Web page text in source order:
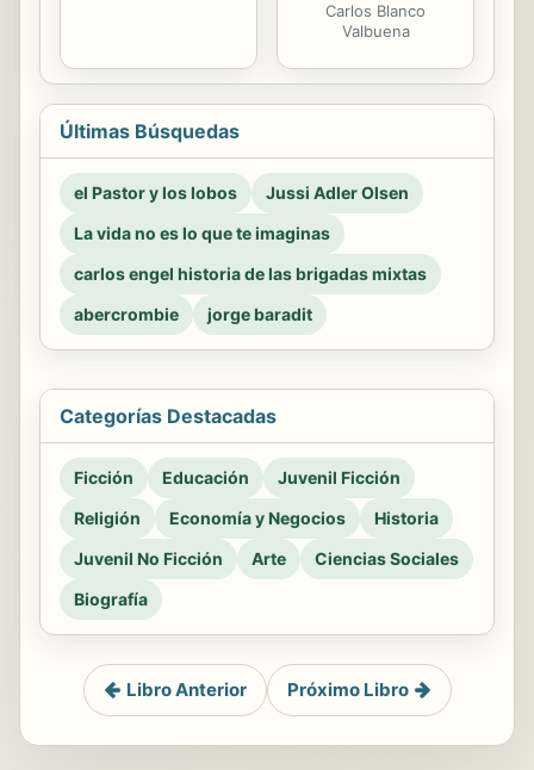
Carlos Blanco
Valbuena
Últimas Búsquedas
el Pastor y los lobos
Jussi Adler Olsen
La vida no es lo que te imaginas
carlos engel historia de las brigadas mixtas
abercrombie
jorge baradit
Categorías Destacadas
Ficción Educación
Juvenil Ficción
Religión
Economía y Negocios
Historia
Juvenil No Ficción
Arte
Ciencias Sociales
Biografía
Libro Anterior Próximo Libro